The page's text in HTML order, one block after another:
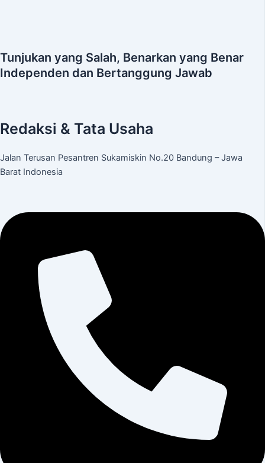
Tunjukan yang Salah, Benarkan yang Benar
Independen dan Bertanggung Jawab
Redaksi & Tata Usaha
Jalan Terusan Pesantren Sukamiskin No.20 Bandung – Jawa
Barat Indonesia